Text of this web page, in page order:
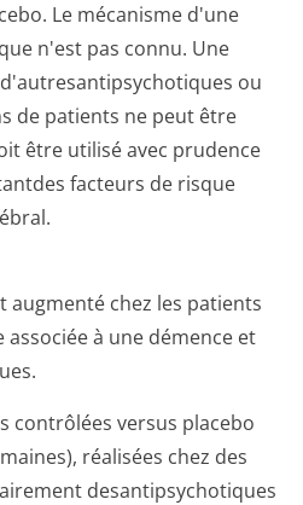
Le mécanisme d'une
n'est pas connu. Une
ou
de patients ne peut être
être utilisé avec prudence
facteurs de risque
augmenté chez les patients
à une démence et
contrôlées versus placebo
réalisées chez des
desantipsychotiques